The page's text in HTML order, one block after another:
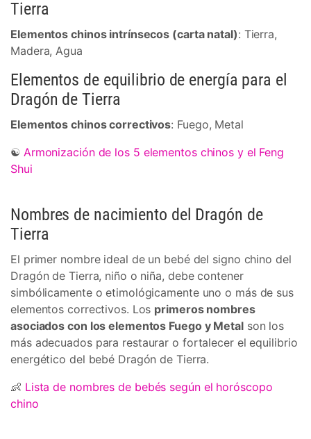
Tierra
Elementos chinos intrínsecos (carta natal): Tierra,
Madera, Agua
Elementos de equilibrio de energía para el
Dragón de Tierra
Elementos chinos correctivos: Fuego, Metal
☯ Armonización de los 5 elementos chinos y el Feng
Shui
Nombres de nacimiento del Dragón de
Tierra
El primer nombre ideal de un bebé del signo chino del
Dragón de Tierra, niño o niña, debe contener
simbólicamente o etimológicamente uno o más de sus
elementos correctivos. Los primeros nombres
asociados con los elementos Fuego y Metalson los
más adecuados para restaurar o fortalecer el equilibrio
energético del bebé Dragón de Tierra.
👶 Lista de nombres de bebés según el horóscopo
chino